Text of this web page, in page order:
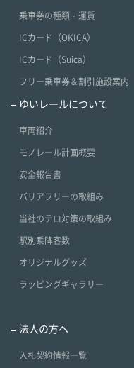
乗車券の種類・運賃
ICカード（OKICA）
ICカード（Suica）
フリー乗車券＆割引施設案内
ゆいレールについて
車両紹介
モノレール計画概要
安全報告書
バリアフリーの取組み
当社のテロ対策の取組み
駅別乗降客数
オリジナルグッズ
ラッピングギャラリー
法人の方へ
入札契約情報一覧